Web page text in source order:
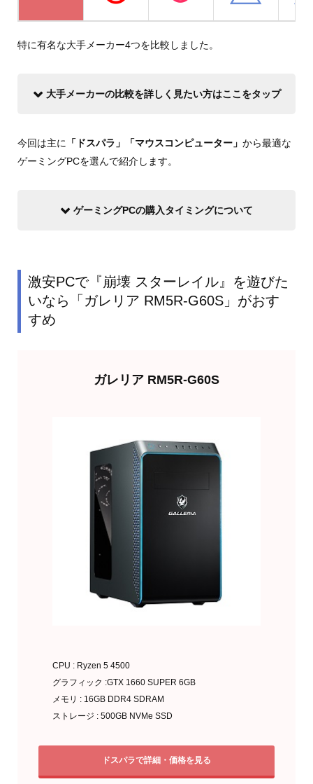
特に有名な大手メーカー4つを比較しました。
大手メーカーの比較を詳しく見たい方はここをタップ
今回は主に 「ドスパラ」「マウスコンピューター」 から最適な
ゲーミングPCを選んで紹介します。
ゲーミングPCの購入タイミングについて
欲しくなったら買う
激安PCで『崩壊 スターレイル』を遊びた
いなら「ガレリア RM5R-G60S」がおす
すめ
ガレリア RM5R-G60S
CPU : Ryzen 5 4500
グラフィック :GTX 1660 SUPER 6GB
メモリ : 16GB DDR4 SDRAM
ストレージ : 500GB NVMe SSD
ドスパラで詳細・価格を見る